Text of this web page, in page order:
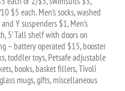
$5 each. Men’s socks, washed
Y suspenders $1, Men’s
5’ Tall shelf with doors on
– battery operated $15, booster
toddler toys, Petsafe adjustable
books, basket fillers, Tivoli
mugs, gifts, miscellaneous